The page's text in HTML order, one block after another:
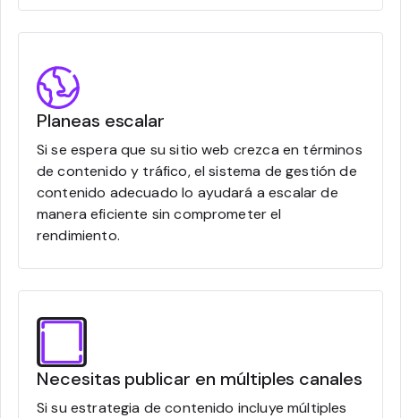
Planeas escalar
Si se espera que su sitio web crezca en términos
de contenido y tráfico, el sistema de gestión de
contenido adecuado lo ayudará a escalar de
manera eficiente sin comprometer el
rendimiento.
Necesitas publicar en múltiples canales
Si su estrategia de contenido incluye múltiples